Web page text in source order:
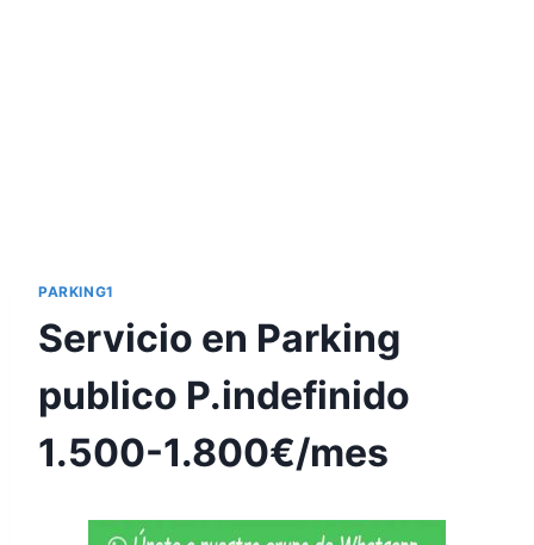
PARKING1
Servicio en Parking
publico P.indefinido
1.500-1.800€/mes